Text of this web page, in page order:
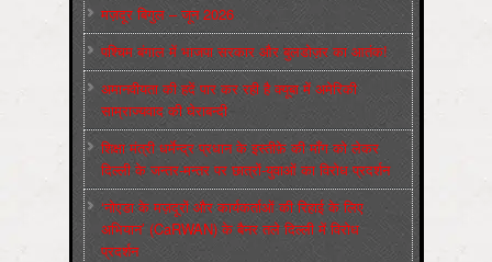
मज़दूर बिगुल – जून 2026
पश्चिम बंगाल में भाजपा सरकार और बुलडोज़र का आतंक!
अमानवीयता की हदें पार कर रही है क्यूबा में अमेरिकी
साम्राज्यवाद की घेराबन्दी
शिक्षा मंत्री धर्मेन्द्र प्रधान के इस्तीफ़े की माँग को लेकर
दिल्ली के जन्तर-मन्तर पर छात्रों-युवाओं का विरोध प्रदर्शन
‘नोएडा के मज़दूरों और कार्यकर्ताओं की रिहाई के लिए
अभियान’ (CaRWAN) के बैनर तले दिल्ली में विरोध
प्रदर्शन